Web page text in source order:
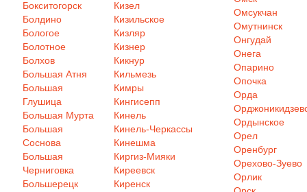
Бокситогорск
Болдино
Бологое
Болотное
Болхов
Большая Атня
Большая
Глушица
Большая Мурта
Большая
Соснова
Большая
Черниговка
Большерецк
Кизел
Кизильское
Кизляр
Кизнер
Кикнур
Кильмезь
Кимры
Кингисепп
Кинель
Кинель-Черкассы
Кинешма
Киргиз-Мияки
Киреевск
Киренск
Омсукчан
Омутнинск
Онгудай
Онега
Опарино
Опочка
Орда
Ордынское
Орел
Оренбург
Орехово-Зуево
Орлик